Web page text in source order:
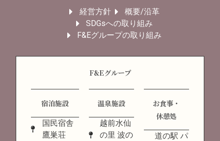
経営方針
概要/沿革
SDGsへの取り組み
F&Eグループの取り組み
F&Eグループ
宿泊施設
国民宿舎
鷹巣荘
温泉施設
越前水仙
の里 波の
お食事・
休憩処
道の駅 パ